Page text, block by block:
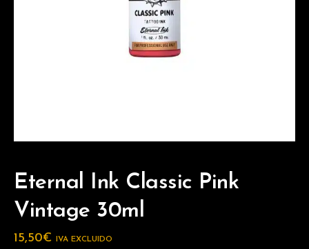
Eternal Ink Classic Pink
Vintage 30ml
15,50€ IVA EXCLUIDO